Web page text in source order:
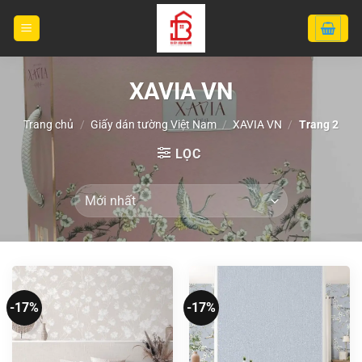
XAVIA VN
Trang chủ / Giấy dán tường Việt Nam / XAVIA VN / Trang 2
LỌC
-17% -17%